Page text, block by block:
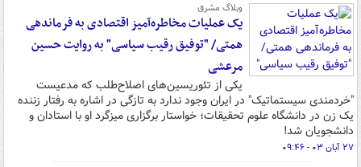
وبلاگ مشرق
یک عملیات مخاطره‌آمیز اقتصادی به فرماندهی
همتی/ "توفیق رقیب سیاسی" به روایت حسین
مرعشی
یکی از تئوریسین‌های اصلاح‌طلب که مدعیست
"خردمندی سیستماتیک" در ایران وجود ندارد به تازگی در اشاره به رفتار زننده
یک زن در دانشگاه علوم تحقیقات؛ خواستار برگزاری میزگرد او با استادان و
دانشجویان شد!
۲۷ آبان ۰۳ - ۰۹:۴۶